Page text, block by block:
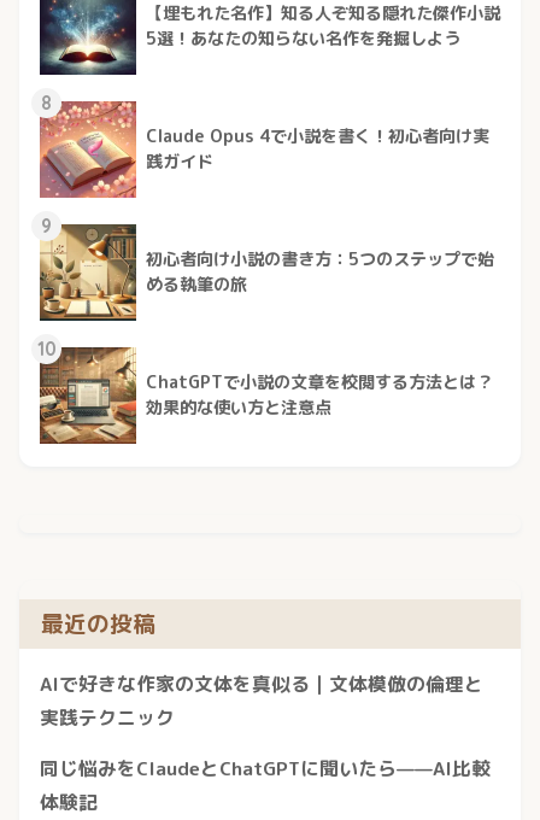
【埋もれた名作】知る人ぞ知る隠れた傑作小説
5選！あなたの知らない名作を発掘しよう
8
Claude Opus 4で小説を書く！初心者向け実
践ガイド
9
初心者向け小説の書き方：5つのステップで始
める執筆の旅
10
ChatGPTで小説の文章を校閲する方法とは？
効果的な使い方と注意点
最近の投稿
AIで好きな作家の文体を真似る｜文体模倣の倫理と
実践テクニック
同じ悩みをClaudeとChatGPTに聞いたら——AI比較
体験記